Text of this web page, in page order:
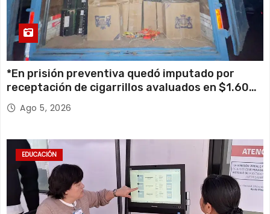
*En prisión preventiva quedó imputado por
receptación de cigarrillos avaluados en $1.600
millones*
Ago 5, 2026
EDUCACIÓN